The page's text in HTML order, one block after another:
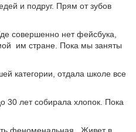
и подруг. Прям от зубов
совершенно нет фейсбука,
им стране. Пока мы заняты
категории, отдала школе все
30 лет собирала хлопок. Пока
феноменальная. Живет в